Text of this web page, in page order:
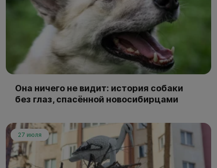
Она ничего не видит: история собаки
без глаз, спасённой новосибирцами
27 июля